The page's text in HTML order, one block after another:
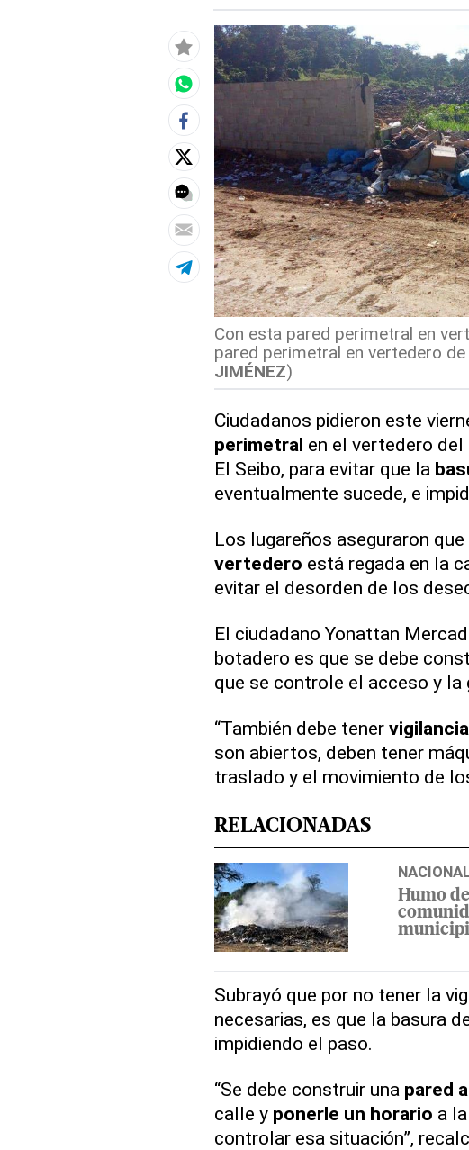
Con esta pared perimetral en
pared perimetral en vertedero de
JIMÉNEZ)
Ciudadanos pidieron este
perimetral en el vertedero del
El Seibo, para evitar que la
eventualmente sucede, e
Los lugareños aseguraron
vertedero está regada en la
evitar el desorden de los
El ciudadano Yonattan
botadero es que se debe
que se controle el acceso y la
“También debe tener vigilancia
son abiertos, deben tener
traslado y el movimiento de
RELACIONADAS
Humo
Subrayó que por no tener la
necesarias, es que la basura
impidiendo el paso.
“Se debe construir una pared
calle y ponerle un horario a
controlar esa situación”,